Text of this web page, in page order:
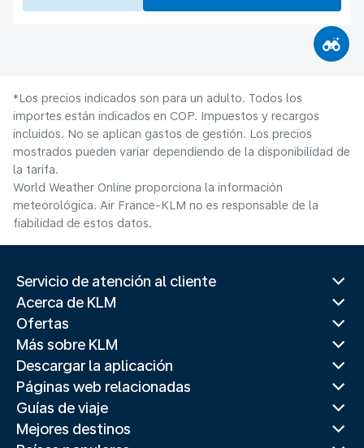
*Los precios indicados son para un adulto. Todos los
importes están indicados en COP. Impuestos y recargos
incluidos. No se aplican gastos de gestión. Los precios
mostrados pueden variar dependiendo de la disponibilidad de
la tarifa.
World Weather Online proporciona la información
meteorológica. Air France-KLM no es responsable de la
fiabilidad de estos datos.
Servicio de atención al cliente
Acerca de KLM
Ofertas
Más sobre KLM
Descargar la aplicación
Páginas web relacionadas
Guías de viaje
Mejores destinos